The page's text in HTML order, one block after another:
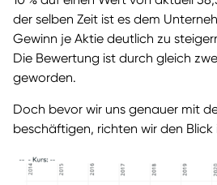
der selben Zeit ist es dem
Gewinn je Aktie deutlich zu
Die Bewertung ist durch gleich
geworden.
Doch bevor wir uns genauer mit
beschäftigen, richten wir den